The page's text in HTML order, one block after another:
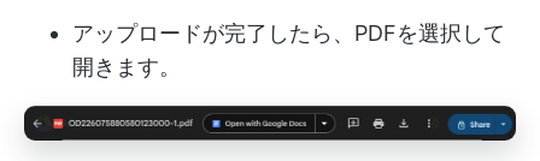
アップロードが完了したら、PDFを選択して
開きます。